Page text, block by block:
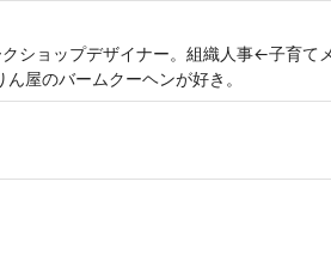
ショップデザイナー。組織人事←子育
屋のバームクーヘンが好き。